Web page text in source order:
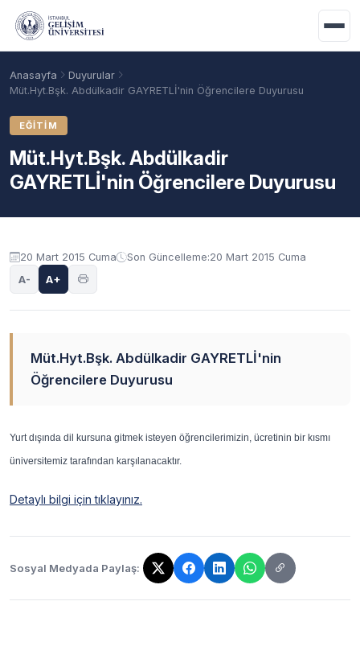
Ana içeriğe geç
Akademik Takvim
Anasayfa
Duyurular
Müt.Hyt.Bşk. Abdülkadir GAYRETLİ'nin Öğrencilere Duyurusu
EĞITIM
Müt.Hyt.Bşk. Abdülkadir
GAYRETLİ'nin Öğrencilere Duyurusu
Duyuru içeriği
20 Mart 2015 Cuma Son Güncelleme:20 Mart 2015 Cuma
A- A+
Müt.Hyt.Bşk. Abdülkadir GAYRETLİ'nin
Öğrencilere Duyurusu
Yurt dışında dil kursuna gitmek isteyen öğrencilerimizin, ücretinin bir kısmı
üniversitemiz tarafından karşılanacaktır.
Detaylı bilgi için tıklayınız.
Sosyal Medyada Paylaş:
Bağlantı kopyalandı!